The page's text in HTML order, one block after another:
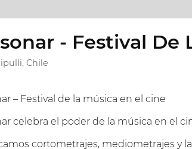
- Festival De
Chile
– Festival de la música en el cine
celebra el poder de la música en el
cortometrajes, mediometrajes y